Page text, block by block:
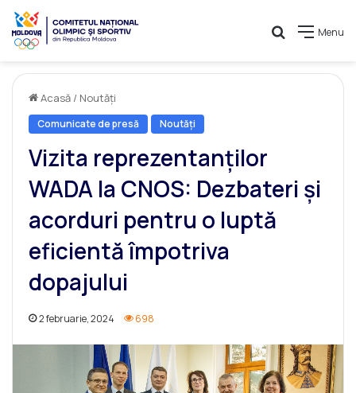
Menu
Caută
Acasă / Noutăți
Comunicate de presă Noutăți
Vizita reprezentanților
WADA la CNOS: Dezbateri și
acorduri pentru o luptă
eficientă împotriva
dopajului
2 februarie, 2024 698